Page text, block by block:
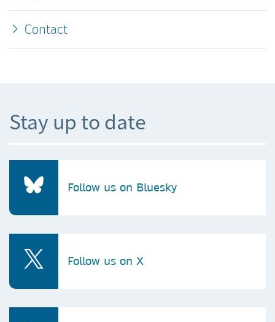
Contact
Stay up to date
Follow us on Bluesky
Follow us on X